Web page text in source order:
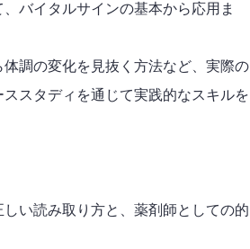
バイタルサインの基本から応用ま
調の変化を見抜く方法など、実際の
スタディを通じて実践的なスキルを
い読み取り方と、薬剤師としての的